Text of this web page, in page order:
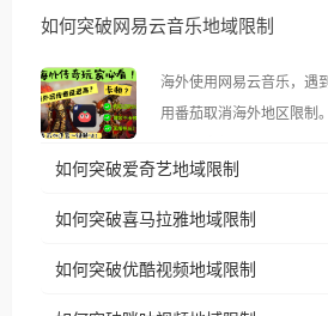
示语。 海外用户如香港、澳门、台湾、美国、加拿
像其他音乐平台一样，出
仅能在中国大陆地区播放。 遇到这个问题的朋友们，
使用番茄回国加速器，即
台湾、美国、加拿大、澳
权限制所困扰。
如何突破网易云音乐地域限制
海外使用网易云音乐，遇
用番茄取消海外地区限制。 当在海外打开网易云音
播放”的提示语。 海外用户如香港、澳门、台湾、美
国、加拿大、澳大利亚、
制问题，且仅能在中国大陆地区播
如何突破爱奇艺地域限制
如何突破喜马拉雅地域限制
如何突破优酷视频地域限制